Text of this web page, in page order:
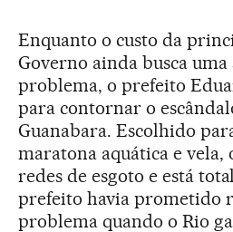
Enquanto o custo da
Governo ainda busca uma
problema, o prefeito
para contornar o
Guanabara. Escolhido
maratona aquática e vela,
redes de esgoto e está
prefeito havia prometido
problema quando o Rio